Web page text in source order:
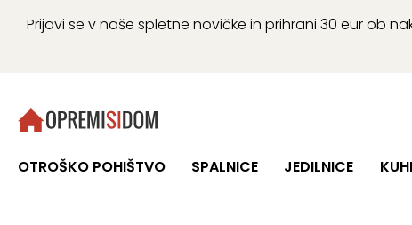
Prijavi se v naše spletne novičke in prihrani 30 eur ob
OTROŠKO POHIŠTVO SPALNICE JEDILNICE